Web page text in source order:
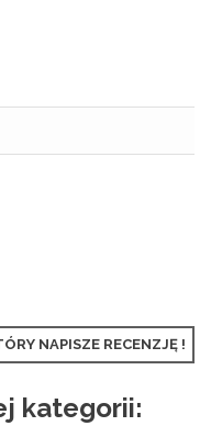
NAPISZE RECENZJĘ !
kategorii: